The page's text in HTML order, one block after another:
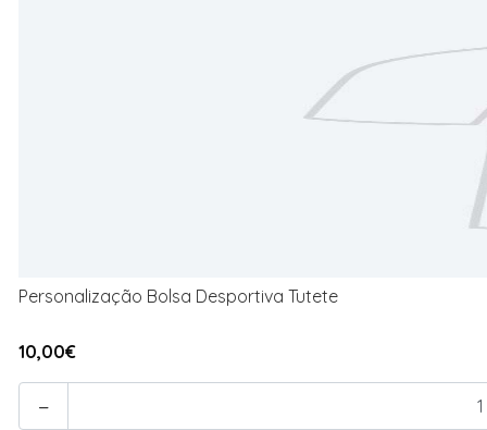
Personalização Bolsa Desportiva Tutete
10,00€
-